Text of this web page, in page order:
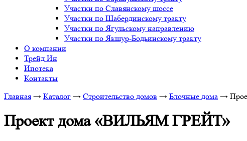
Участки по Славянскому шоссе
Участки по Шабердинскому тракту
Участки по Ягульскому направлению
Участки по Якшур-Бодьинскому тракту
О компании
Трейд Ин
Ипотека
Контакты
Главная → Каталог → Строительство домов → Блочные дома →
Проект дома «ВИЛЬЯМ ГРЕЙТ»